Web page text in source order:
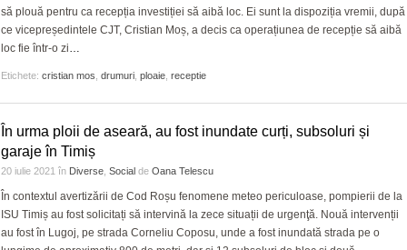
să plouă pentru ca recepția investiției să aibă loc. Ei sunt la dispoziția vremii, după
ce vicepreședintele CJT, Cristian Moș, a decis ca operațiunea de recepție să aibă
loc fie într-o zi…
Etichete: cristian mos drumuri ploaie receptie
În urma ploii de aseară, au fost inundate curți, subsoluri și
garaje în Timiș
20 iulie 2021 în Diverse Social de Oana Telescu
În contextul avertizării de Cod Roșu fenomene meteo periculoase, pompierii de la
ISU Timiș au fost solicitați să intervină la zece situații de urgenţă. Nouă intervenții
au fost în Lugoj, pe strada Corneliu Coposu, unde a fost inundată strada pe o